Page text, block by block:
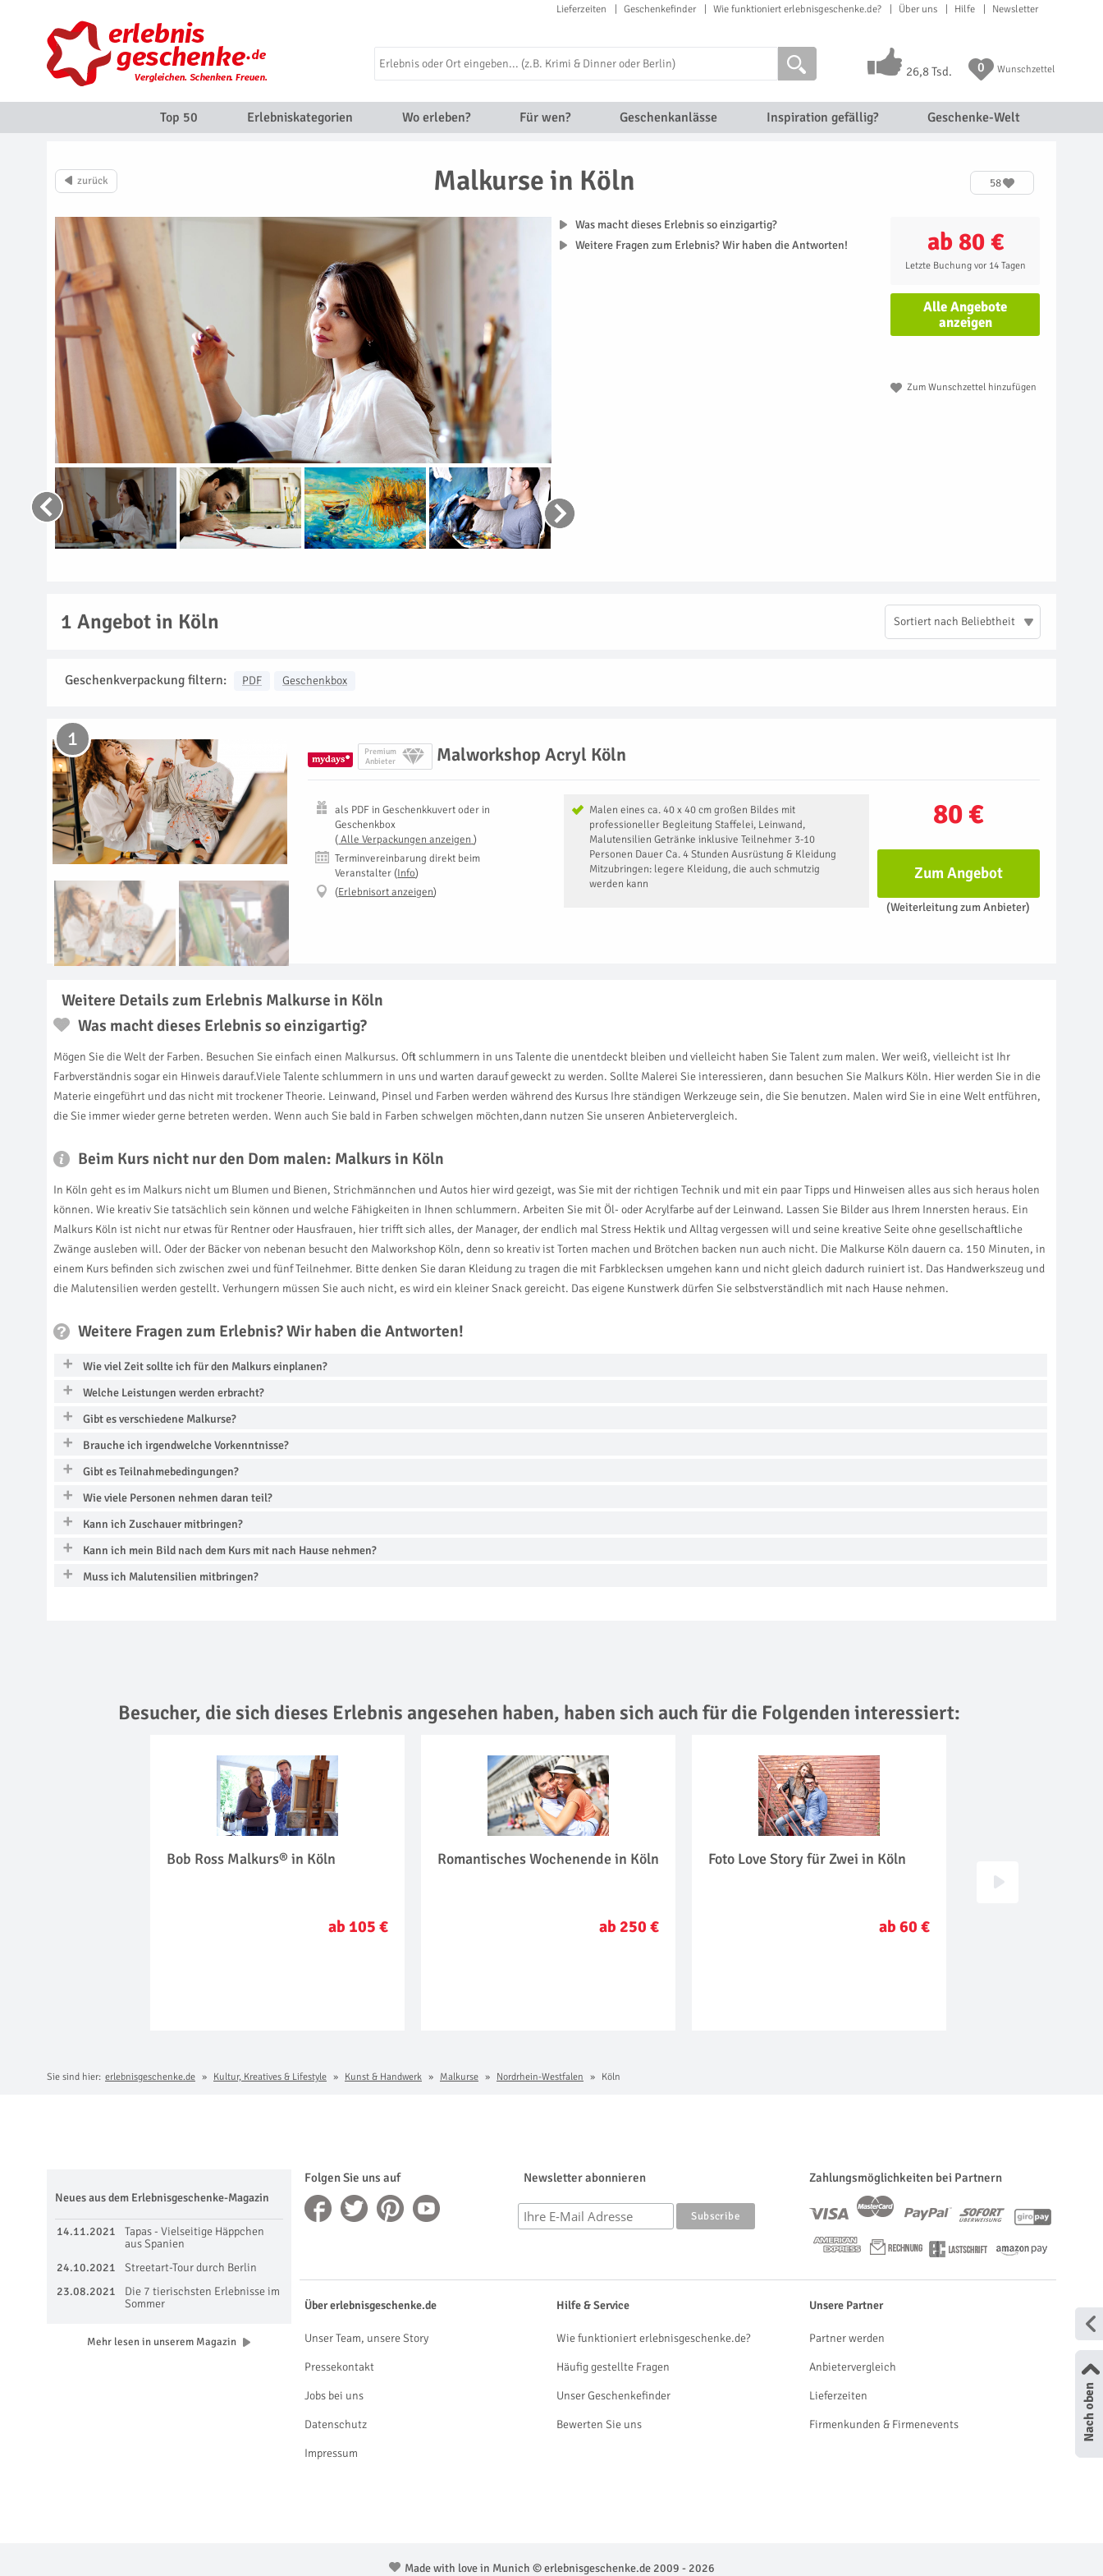
Lieferzeiten Geschenkefinder Wie funktioniert erlebnisgeschenke.de? Über uns Hilfe Newsletter
26,8 Tsd. 0 Wunschzettel
Top 50 Erlebniskategorien Wo erleben? Für wen? Geschenkanlässe Inspiration gefällig? Geschenke-Welt
Malkurse in Köln 58
ab 80 €
Letzte Buchung vor 14 Tagen
Alle Angebote
anzeigen
Zum Wunschzettel hinzufügen
Was macht dieses Erlebnis so einzigartig?
Weitere Fragen zum Erlebnis? Wir haben die Antworten!
1 Angebot in Köln Sortiert nach Beliebtheit
Geschenkverpackung filtern: PDF Geschenkbox
Premium
Anbieter
Malworkshop Acryl Köln
1
80 €
Malen eines ca. 40 x 40 cm großen Bildes mit
professioneller Begleitung Staffelei, Leinwand,
Malutensilien Getränke inklusive Teilnehmer 3-10
Personen Dauer Ca. 4 Stunden Ausrüstung & Kleidung
Mitzubringen: legere Kleidung, die auch schmutzig
werden kann
als PDFinGeschenkkuvert oder in
Geschenkbox
( Alle Verpackungen anzeigen )
Terminvereinbarung direkt beim
Veranstalter (Info)
(Erlebnisort anzeigen)
Zum Angebot
(Weiterleitung zum Anbieter)
Weitere Details zum Erlebnis Malkurse in Köln
Was macht dieses Erlebnis so einzigartig?
Mögen Sie die Welt der Farben. Besuchen Sie einfach einen Malkursus. Oft schlummern in uns Talente die unentdeckt bleiben und vielleicht haben Sie Talent zum malen. Wer weiß, vielleicht ist Ihr
Farbverständnis sogar ein Hinweis darauf.Viele Talente schlummern in uns und warten darauf geweckt zu werden. Sollte Malerei Sie interessieren, dann besuchen Sie Malkurs Köln. Hier werden Sie in die
Materie eingeführt und das nicht mit trockener Theorie. Leinwand, Pinsel und Farben werden während des Kursus Ihre ständigen Werkzeuge sein, die Sie benutzen. Malen wird Sie in eine Welt entführen,
die Sie immer wieder gerne betreten werden. Wenn auch Sie bald in Farben schwelgen möchten,dann nutzen Sie unseren Anbietervergleich.
Beim Kurs nicht nur den Dom malen: Malkurs in Köln
In Köln geht es im Malkurs nicht um Blumen und Bienen, Strichmännchen und Autos hier wird gezeigt, was Sie mit der richtigen Technik und mit ein paar Tipps und Hinweisen alles aus sich heraus holen
können. Wie kreativ Sie tatsächlich sein können und welche Fähigkeiten in Ihnen schlummern. Arbeiten Sie mit Öl- oder Acrylfarbe auf der Leinwand. Lassen Sie Bilder aus Ihrem Innersten heraus. Ein
Malkurs Köln ist nicht nur etwas für Rentner oder Hausfrauen, hier trifft sich alles, der Manager, der endlich mal Stress Hektik und Alltag vergessen will und seine kreative Seite ohne gesellschaftliche
Zwänge ausleben will. Oder der Bäcker von nebenan besucht den Malworkshop Köln, denn so kreativ ist Torten machen und Brötchen backen nun auch nicht. Die Malkurse Köln dauern ca. 150 Minuten, in
einem Kurs befinden sich zwischen zwei und fünf Teilnehmer. Bitte denken Sie daran Kleidung zu tragen die mit Farbklecksen umgehen kann und nicht gleich dadurch ruiniert ist. Das Handwerkszeug und
die Malutensilien werden gestellt. Verhungern müssen Sie auch nicht, es wird ein kleiner Snack gereicht. Das eigene Kunstwerk dürfen Sie selbstverständlich mit nach Hause nehmen.
Weitere Fragen zum Erlebnis? Wir haben die Antworten!
Wie viel Zeit sollte ich für den Malkurs einplanen?
Welche Leistungen werden erbracht?
Gibt es verschiedene Malkurse?
Brauche ich irgendwelche Vorkenntnisse?
Gibt es Teilnahmebedingungen?
Wie viele Personen nehmen daran teil?
Kann ich Zuschauer mitbringen?
Kann ich mein Bild nach dem Kurs mit nach Hause nehmen?
Muss ich Malutensilien mitbringen?
Besucher, die sich dieses Erlebnis angesehen haben, haben sich auch für die Folgenden interessiert:
Bob Ross Malkurs® in Köln
ab 105 €
Romantisches Wochenende in Köln
ab 250 €
Foto Love Story für Zwei in Köln
ab 60 €
Sie sind hier: erlebnisgeschenke.de Kultur, Kreatives & Lifestyle Kunst & Handwerk Malkurse Nordrhein-Westfalen Köln
Folgen Sie uns auf Newsletter abonnieren Zahlungsmöglichkeiten bei Partnern
Neues aus dem Erlebnisgeschenke-Magazin
14.11.2021
Tapas - Vielseitige Häppchen
aus Spanien
24.10.2021
Streetart-Tour durch Berlin
23.08.2021
Die 7 tierischsten Erlebnisse im
Sommer
Mehr lesen in unserem Magazin
Über erlebnisgeschenke.de
Unser Team, unsere Story
Pressekontakt
Jobs bei uns
Datenschutz
Impressum
Hilfe & Service
Wie funktioniert erlebnisgeschenke.de?
Häufig gestellte Fragen
Unser Geschenkefinder
Bewerten Sie uns
Unsere Partner
Partner werden
Anbietervergleich
Lieferzeiten
Firmenkunden & Firmenevents
Made with love in Munich © erlebnisgeschenke.de 2009 - 2026